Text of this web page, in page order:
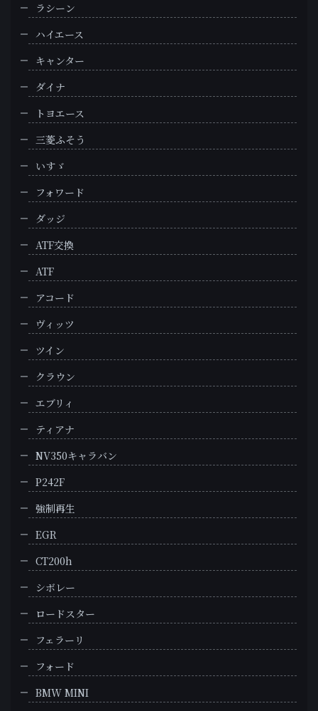
ラシーン
ハイエース
キャンター
ダイナ
トヨエース
三菱ふそう
いすゞ
フォワード
ダッジ
ATF交換
ATF
アコード
ヴィッツ
ツイン
クラウン
エブリィ
ティアナ
NV350キャラバン
P242F
強制再生
EGR
CT200h
シボレー
ロードスター
フェラーリ
フォード
BMW MINI